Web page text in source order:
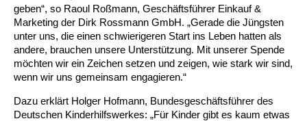
Ortsverein Bennigsen
Ortsverein Bredenbeck
Ortsverein Fuhrberg
Ortsverein Berenbostel
Ortsverein Burgdorf
Ortsverein Burgdorf
Familienzentrum
Kindertagesstätte Große Pranke
Kindertagesstätte Herbartstraße
Kindertagesstätte Hiltrud-Grote-Weg
Kindertagesstätte Freytagstraße
Kindertagesstätte Gehägestraße
Kindertagesstätte Gorch-Fock-Straße
Kindertagesstätte Gottfried-Keller-Straße /
Familienzentrum
Hort Salzmannstraße
Kindertagesstätte Schweriner Straße /
Familienzentrum
Außenstelle Hort Stenhusenstraße
Kindertagesstätte Sylter Weg
Familienzentrum
Yoga in der Schwangerschaft
Stretch und Relax
Fitness für Frauen
Mehrsprachige Beratung
Wegweiser Seniorenkompass
Infotelefon
Berufssprachkurse
Migrationsberatung für junge Menschen
Interkulturelle Beratung für ältere Menschen
Menschen mit Behinderungen
geben“, so Raoul Roßmann, Geschäftsführer Einkauf &
Marketing der Dirk Rossmann GmbH. „Gerade die Jüngsten
unter uns, die einen schwierigeren Start ins Leben hatten als
andere, brauchen unsere Unterstützung. Mit unserer Spende
möchten wir ein Zeichen setzen und zeigen, wie stark wir sind,
wenn wir uns gemeinsam engagieren.“
Dazu erklärt Holger Hofmann, Bundesgeschäftsführer des
Deutschen Kinderhilfswerkes: „Für Kinder gibt es kaum etwas